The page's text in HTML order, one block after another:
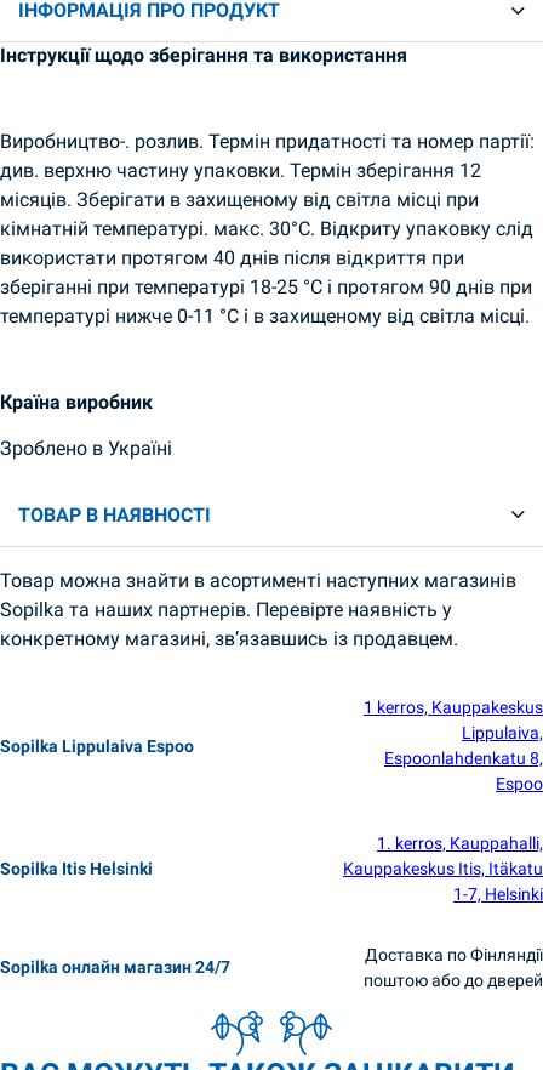
ІНФОРМАЦІЯ ПРО ПРОДУКТ
Інструкції щодо зберігання та використання
Виробництво-. розлив. Термін придатності та номер партії:
див. верхню частину упаковки. Термін зберігання 12
місяців. Зберігати в захищеному від світла місці при
кімнатній температурі. макс. 30°C. Відкриту упаковку слід
використати протягом 40 днів після відкриття при
зберіганні при температурі 18-25 °C і протягом 90 днів при
температурі нижче 0-11 °C і в захищеному від світла місці.
Країна виробник
Зроблено в Україні
ТОВАР В НАЯВНОСТІ
Товар можна знайти в асортименті наступних магазинів
Sopilka та наших партнерів. Перевірте наявність у
конкретному магазині, зв’язавшись із продавцем.
Sopilka Lippulaiva Espoo
1 kerros, Kauppakeskus
Lippulaiva,
Espoonlahdenkatu 8,
Espoo
Sopilka Itis Helsinki
1. kerros, Kauppahalli,
Kauppakeskus Itis, Itäkatu
1-7, Helsinki
Sopilka онлайн магазин 24/7
Доставка по Фінляндії
поштою або до дверей